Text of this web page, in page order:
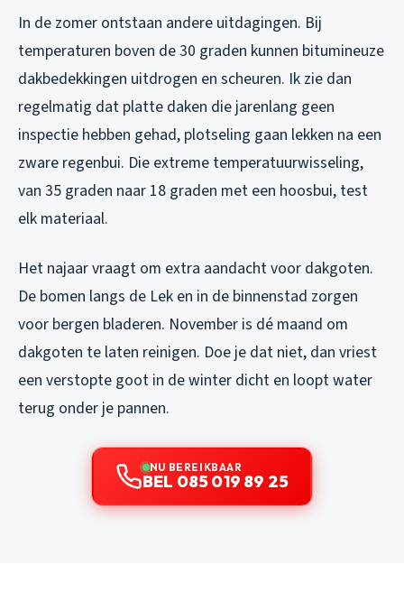
In de zomer ontstaan andere uitdagingen. Bij
temperaturen boven de 30 graden kunnen bitumineuze
dakbedekkingen uitdrogen en scheuren. Ik zie dan
regelmatig dat platte daken die jarenlang geen
inspectie hebben gehad, plotseling gaan lekken na een
zware regenbui. Die extreme temperatuurwisseling,
van 35 graden naar 18 graden met een hoosbui, test
elk materiaal.
Het najaar vraagt om extra aandacht voor dakgoten.
De bomen langs de Lek en in de binnenstad zorgen
voor bergen bladeren. November is dé maand om
dakgoten te laten reinigen. Doe je dat niet, dan vriest
een verstopte goot in de winter dicht en loopt water
terug onder je pannen.
NU BEREIKBAAR
BEL 085 019 89 25